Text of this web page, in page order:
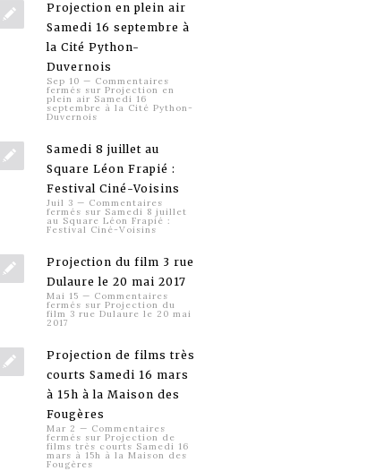
Projection en plein air
Samedi 16 septembre à
la Cité Python-
Duvernois
Sep 10 — Commentaires
fermés sur Projection en
plein air Samedi 16
septembre à la Cité Python-
Duvernois
Samedi 8 juillet au
Square Léon Frapié :
Festival Ciné-Voisins
Juil 3 — Commentaires
fermés sur Samedi 8 juillet
au Square Léon Frapié :
Festival Ciné-Voisins
Projection du film 3 rue
Dulaure le 20 mai 2017
Mai 15 — Commentaires
fermés sur Projection du
film 3 rue Dulaure le 20 mai
2017
Projection de films très
courts Samedi 16 mars
à 15h à la Maison des
Fougères
Mar 2 — Commentaires
fermés sur Projection de
films très courts Samedi 16
mars à 15h à la Maison des
Fougères